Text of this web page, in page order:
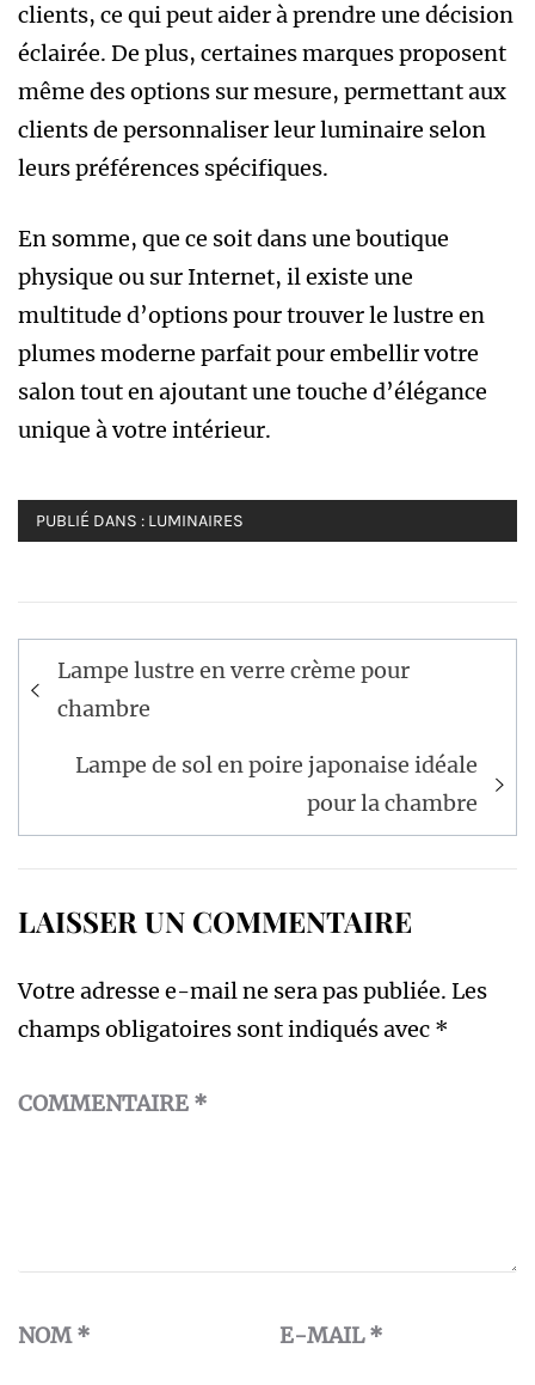
clients, ce qui peut aider à prendre une décision
éclairée. De plus, certaines marques proposent
même des options sur mesure, permettant aux
clients de personnaliser leur luminaire selon
leurs préférences spécifiques.
En somme, que ce soit dans une boutique
physique ou sur Internet, il existe une
multitude d’options pour trouver le lustre en
plumes moderne parfait pour embellir votre
salon tout en ajoutant une touche d’élégance
unique à votre intérieur.
PUBLIÉ DANS : LUMINAIRES
Navigation
de
Lampe lustre en verre crème pour
chambre
Lampe de sol en poire japonaise idéale
pour la chambre
LAISSER UN COMMENTAIRE
Votre adresse e-mail ne sera pas publiée. Les
champs obligatoires sont indiqués avec *
COMMENTAIRE *
NOM* E-MAIL*